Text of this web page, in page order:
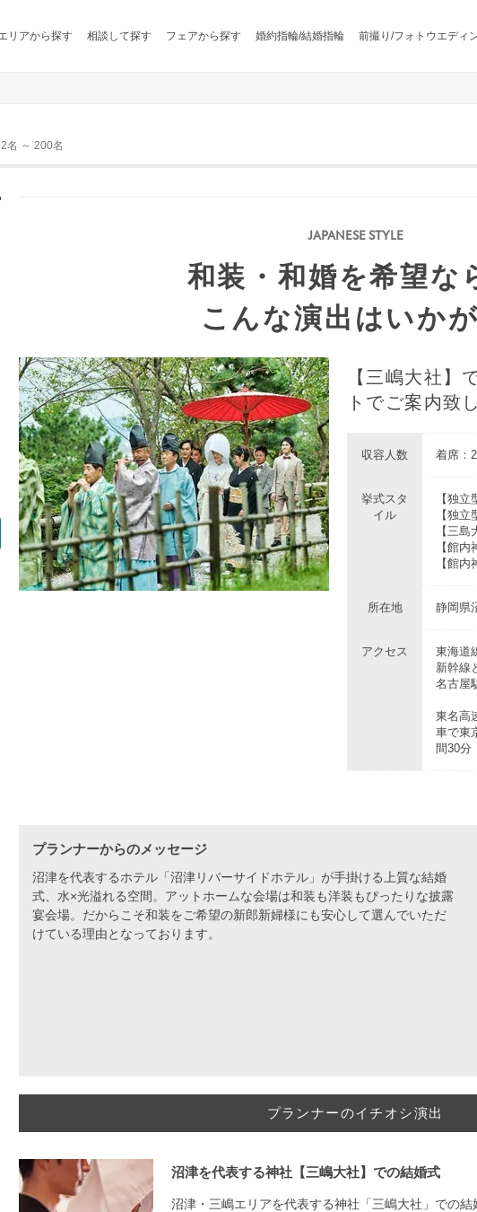
リアから探す 相談して探す フェアから探す 婚約指輪/結婚指輪 前撮り/フォトウエディ
名 ～ 200名
和装・和婚を希望な
こんな演出はいか
【三嶋大社】
トでご案内致
収容人数 着席：
挙式スタ
イル
【独
【独
【三
【館
【館
所在地 静岡県
アクセス
東海道
新幹線
名古屋
東名高
車で東
間30分
プランナーからのメッセージ
沼津を代表するホテル「沼津リバーサイドホテル」が手掛ける上質な結婚
式、水×光溢れる空間。アットホームな会場は和装も洋装もぴったりな披露
宴会場。だからこそ和装をご希望の新郎新婦様にも安心して選んでいただ
けている理由となっております。
プランナーのイチオシ演出
沼津を代表する神社【三嶋大社】での結婚式
沼津・三嶋エリアを代表する神社「三嶋大社」での結